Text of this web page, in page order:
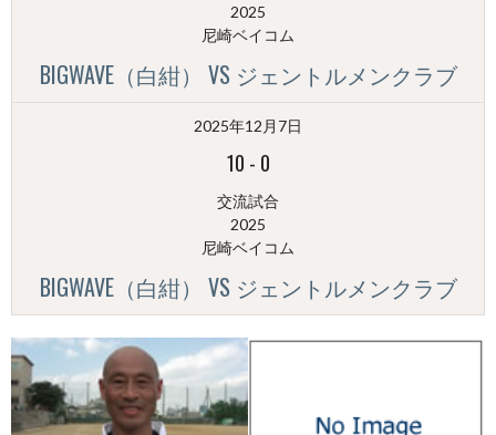
2025
尼崎ベイコム
BIGWAVE（白紺） VS ジェントルメンクラブ
2025年12月7日
10 - 0
交流試合
2025
尼崎ベイコム
BIGWAVE（白紺） VS ジェントルメンクラブ